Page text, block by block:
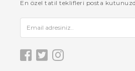
En özel tatil teklifleri posta